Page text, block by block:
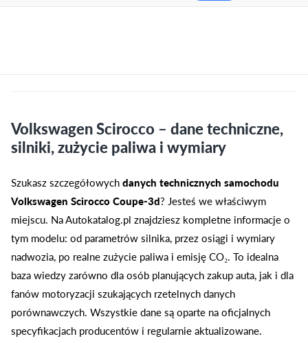
Volkswagen Scirocco – dane techniczne,
silniki, zużycie paliwa i wymiary
Szukasz szczegółowychdanych technicznych samochodu
Volkswagen Scirocco Coupe-3d? Jesteś we właściwym
miejscu. Na Autokatalog.pl znajdziesz kompletne informacje o
tym modelu: od parametrów silnika, przez osiągi i wymiary
nadwozia, po realne zużycie paliwa i emisję CO₂. To idealna
baza wiedzy zarówno dla osób planujących zakup auta, jak i dla
fanów motoryzacji szukających rzetelnych danych
porównawczych. Wszystkie dane są oparte na oficjalnych
specyfikacjach producentów i regularnie aktualizowane.